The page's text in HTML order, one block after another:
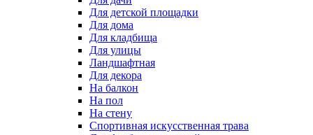
Для детской площадки
Для дома
Для кладбища
Для улицы
Ландшафтная
Для декора
На балкон
На пол
На стену
Спортивная искусственная трава